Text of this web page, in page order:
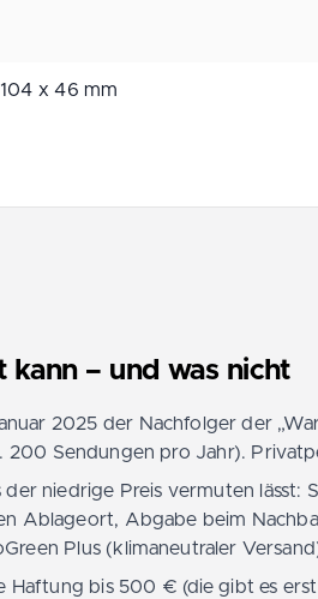
x 46 mm
kann – und was nicht
2025 der Nachfolger der
200 Sendungen pro Jahr).
der niedrige Preis vermuten
Ablageort, Abgabe beim
Plus (klimaneutraler
Haftung bis 500 € (die gibt es